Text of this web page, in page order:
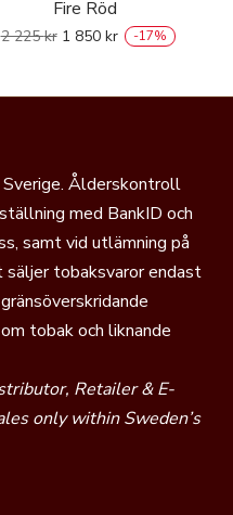
Fire Röd
2 225kr 1 850 kr -17%
Ålderskontroll
med BankID och
samt vid utlämning på
tobaksvaror endast
tobak och liknande
Retailer & E-
only within Sweden’s